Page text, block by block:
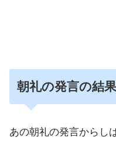
朝礼の発言の結
あの朝礼の発言からし